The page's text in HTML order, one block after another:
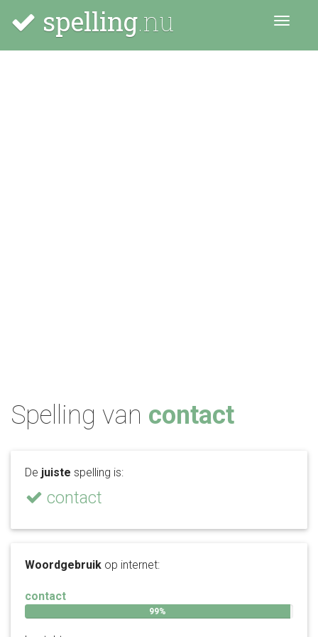
spelling.nu Menu
Spelling van contact
De juiste spelling is:
contact
Woordgebruik op internet:
contact
99%